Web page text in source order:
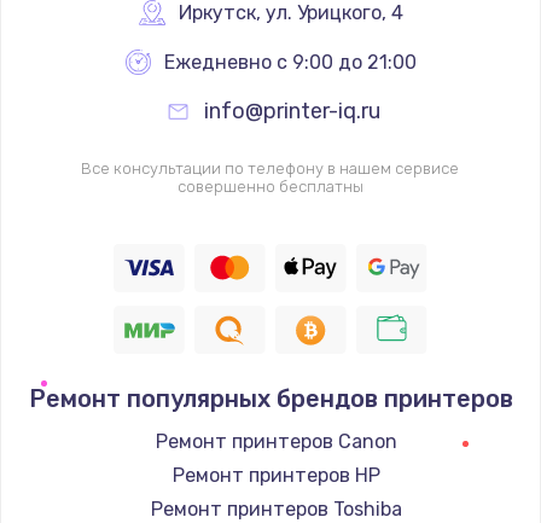
Иркутск, ул. Урицкого, 4
Ежедневно с 9:00 до 21:00
info@printer-iq.ru
Все консультации по телефону в нашем сервисе
совершенно бесплатны
Ремонт популярных брендов принтеров
Ремонт принтеров Canon
Ремонт принтеров HP
Ремонт принтеров Toshiba